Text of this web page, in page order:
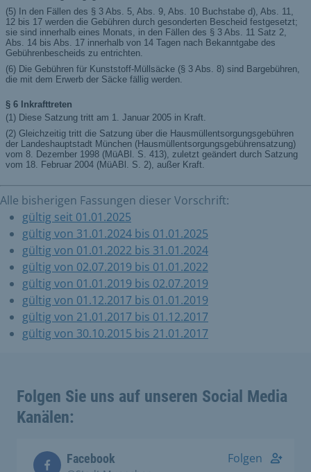
Alle bisherigen Fassungen dieser Vorschrift:
gültig seit 01.01.2025
gültig von 31.01.2024 bis 01.01.2025
gültig von 01.01.2022 bis 31.01.2024
gültig von 02.07.2019 bis 01.01.2022
gültig von 01.01.2019 bis 02.07.2019
gültig von 01.12.2017 bis 01.01.2019
gültig von 21.01.2017 bis 01.12.2017
gültig von 30.10.2015 bis 21.01.2017
Folgen Sie uns auf unseren Social Media
Kanälen:
Facebook Folgen